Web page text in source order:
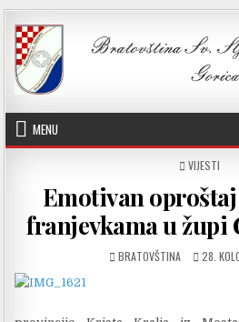
MENU
POSTED IN
VIJESTI
Emotivan
franjevkama u župi
AUTHOR:
BRATOVŠTINA 28.